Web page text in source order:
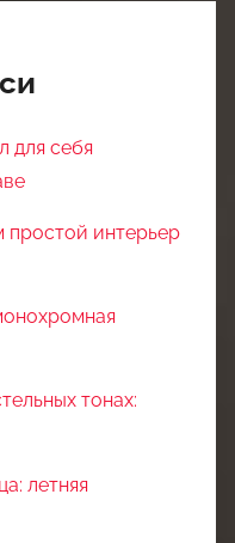
для себя
простой интерьер
тонах:
летняя